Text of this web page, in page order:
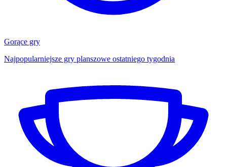
Gorące gry
Najpopularniejsze gry planszowe ostatniego tygodnia